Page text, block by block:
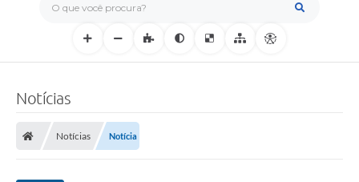
O que você procura?
Notícias
Notícias Notícia